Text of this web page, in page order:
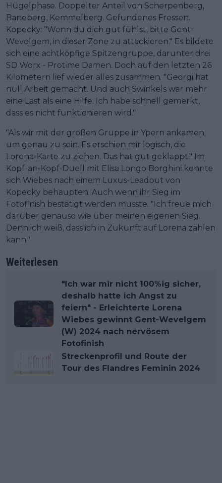
Hügelphase. Doppelter Anteil von Scherpenberg,
Baneberg, Kemmelberg. Gefundenes Fressen.
Kopecky: "Wenn du dich gut fühlst, bitte Gent-
Wevelgem, in dieser Zone zu attackieren." Es bildete
sich eine achtköpfige Spitzengruppe, darunter drei
SD Worx - Protime Damen. Doch auf den letzten 26
Kilometern lief wieder alles zusammen. "Georgi hat
null Arbeit gemacht. Und auch Swinkels war mehr
eine Last als eine Hilfe. Ich habe schnell gemerkt,
dass es nicht funktionieren wird."
"Als wir mit der großen Gruppe in Ypern ankamen,
um genau zu sein. Es erschien mir logisch, die
Lorena-Karte zu ziehen. Das hat gut geklappt." Im
Kopf-an-Kopf-Duell mit Elisa Longo Borghini konnte
sich Wiebes nach einem Luxus-Leadout von
Kopecky behaupten. Auch wenn ihr Sieg im
Fotofinish bestätigt werden musste. "Ich freue mich
darüber genauso wie über meinen eigenen Sieg.
Denn ich weiß, dass ich in Zukunft auf Lorena zählen
kann."
Weiterlesen
"Ich war mir nicht 100%ig sicher,
deshalb hatte ich Angst zu
feiern" - Erleichterte Lorena
Wiebes gewinnt Gent-Wevelgem
(W) 2024 nach nervösem
Fotofinish
Streckenprofil und Route der
Tour des Flandres Feminin 2024